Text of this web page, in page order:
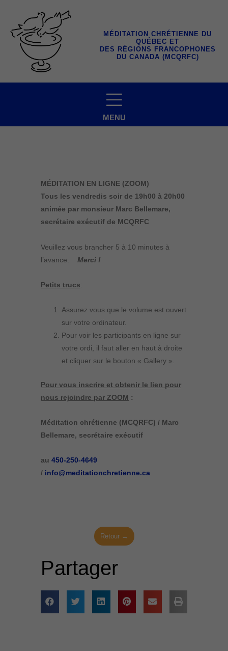
contenu
MÉDITATION CHRÉTIENNE DU
QUÉBEC ET
DES RÉGIONS FRANCOPHONES
DU CANADA (MCQRFC)
MENU
MÉDITATION EN LIGNE (ZOOM)
Tous les vendredis soir de 19h00 à 20h00
animée par monsieur Marc Bellemare,
secrétaire exécutif de MCQRFC
Veuillez vous brancher 5 à 10 minutes à
l’avance.
Merci !
Petits trucs:
Assurez vous que le volume est ouvert
sur votre ordinateur.
Pour voir les participants en ligne sur
votre ordi, il faut aller en haut à droite
et cliquer sur le bouton « Gallery ».
Pour vous inscrire et obtenir le lien pour
nous rejoindre par ZOOM :
Méditation chrétienne (MCQRFC) / Marc
Bellemare, secrétaire exécutif
au 450-250-4649
/ info@meditationchretienne.ca
Retour →
Partager